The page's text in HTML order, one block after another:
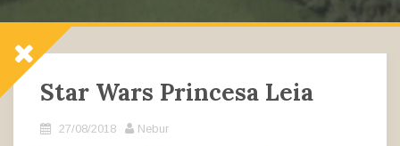
Star Wars Princesa Leia
27/08/2018 Nebur